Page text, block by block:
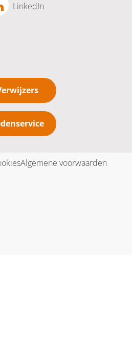
LinkedIn
Algemene voorwaarden